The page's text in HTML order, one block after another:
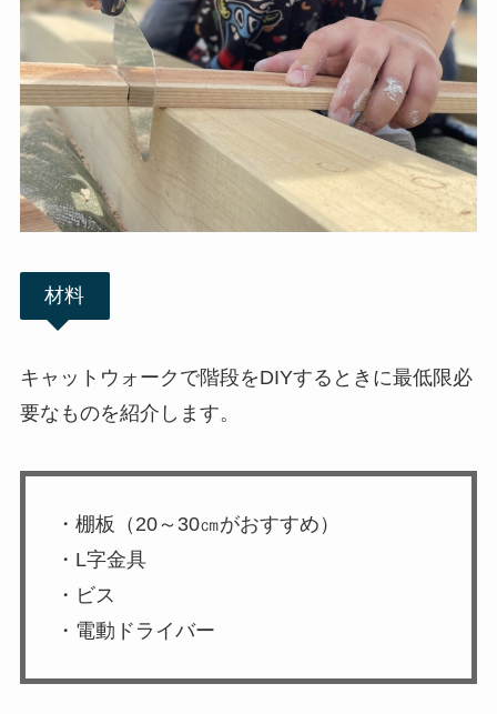
材料
キャットウォークで階段をDIYするときに最低限必
要なものを紹介します。
・棚板（20～30㎝がおすすめ）
・L字金具
・ビス
・電動ドライバー